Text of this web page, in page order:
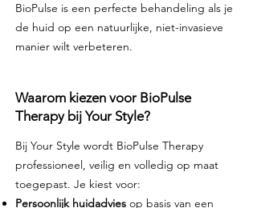
BioPulse is een perfecte behandeling als je
de huid op een natuurlijke, niet-invasieve
manier wilt verbeteren.
Waarom kiezen voor BioPulse
Therapy bij Your Style?
Bij Your Style wordt BioPulse Therapy
professioneel, veilig en volledig op maat
toegepast. Je kiest voor:
Persoonlijk huidadvies op basis van een